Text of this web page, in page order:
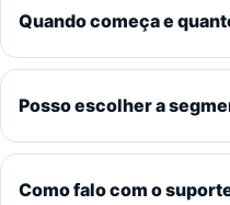
Quando começa e
Posso escolher a
Como falo com o